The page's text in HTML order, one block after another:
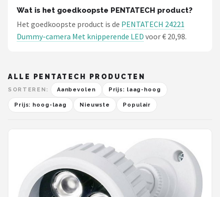
Wat is het goedkoopste PENTATECH product?
Het goedkoopste product is de PENTATECH 24221
Dummy-camera Met knipperende LED voor € 20,98.
ALLE PENTATECH PRODUCTEN
SORTEREN: Aanbevolen Prijs: laag-hoog
Prijs: hoog-laag Nieuwste Populair